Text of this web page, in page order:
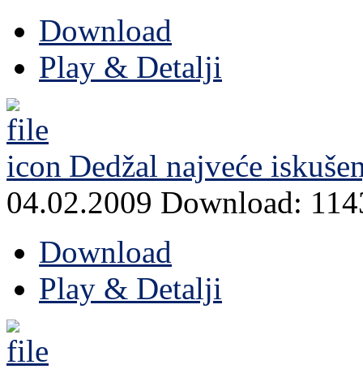
Download
Play & Detalji
Dedžal najveće
04.02.2009 Download:
Download
Play & Detalji